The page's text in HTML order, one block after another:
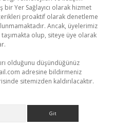
bir Yer Sağlayıcı olarak hizmet
proaktif olarak denetleme
Ancak, üyelerimiz
olup, siteye üye olarak
olduğunu düşündüğünüz
adresine bildirmeniz
sitemizden kaldırılacaktır.